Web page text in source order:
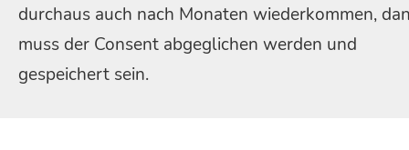
durchaus auch nach Monaten wiederkommen,
muss der Consent abgeglichen werden und
gespeichert sein.